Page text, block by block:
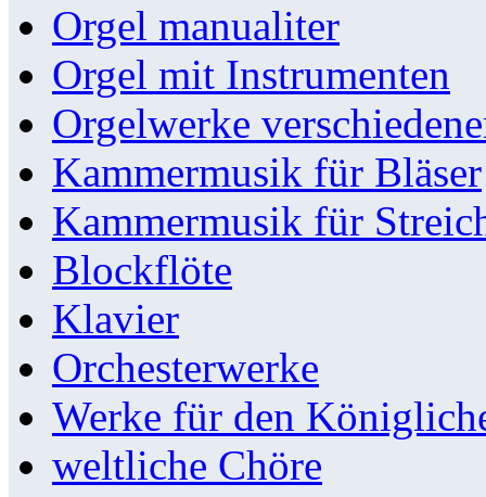
Orgel manualiter
Orgel mit Instrumenten
Orgelwerke
Kammermusik für Bläser
Kammermusik für
Blockflöte
Klavier
Orchesterwerke
Werke für den
weltliche Chöre